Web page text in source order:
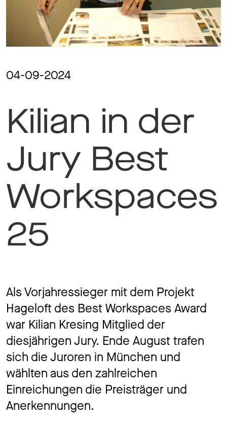
Magazine
Awards
Soziales
Themen
Jobs
Kontakt
Datenschutz Impressum
04-09-2024
Kilian in der
Jury Best
Workspaces
25
Als Vorjahressieger mit dem Projekt
Hageloft des Best Workspaces Award
war Kilian Kresing Mitglied der
diesjährigen Jury. Ende August trafen
sich die Juroren in München und
wählten aus den zahlreichen
Einreichungen die Preisträger und
Anerkennungen.